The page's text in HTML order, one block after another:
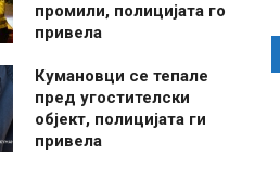
промили, полицијата го
привела
Кумановци се тепале
пред угостителски
објект, полицијата ги
привела